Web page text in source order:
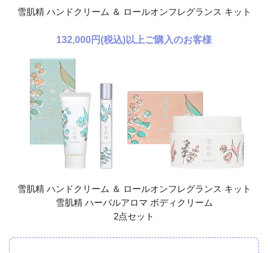
雪肌精 ハンドクリーム ＆ ロールオンフレグランス キット
132,000円(税込)以上ご購入のお客様
雪肌精 ハンドクリーム ＆ ロールオンフレグランス キット
雪肌精 ハーバルアロマ ボディクリーム
2点セット